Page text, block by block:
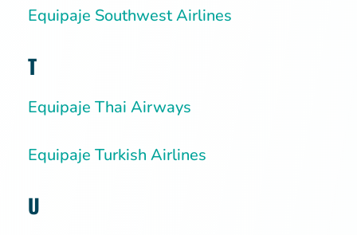
Equipaje Southwest Airlines
T
Equipaje Thai Airways
Equipaje Turkish Airlines
U